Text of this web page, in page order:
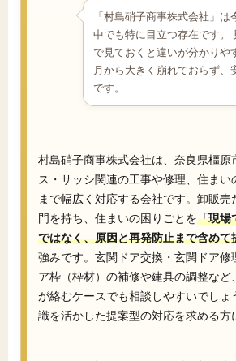
「村島硝子商事株式会社」
中でも特に目立つ存在です。
で見ておくと違いが分かりや
月から大きく崩れておらず、
です。
村島硝子商事株式会社は、奈良県橿原
ス・サッシ関連の工事や修理、住まい
まで幅広く対応する会社です。卸販
門を持ち、住まいの困りごとを「現場
ではなく、原因と再発防止まで含めて
強みです。玄関ドア交換・玄関ドア修
ア枠（枠材）の補修や建具の調整など
が絡むケースでも相談しやすいでしょ
識を活かした提案型の対応を求める方